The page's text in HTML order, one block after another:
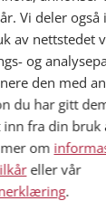
Vi deler
av nettstedet
og
den med
du har gitt
inn fra din bruk
om
eller vår
.